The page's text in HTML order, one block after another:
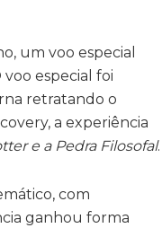
um voo especial
especial foi
retratando o
a experiência
e a Pedra Filosofal.
com
ganhou forma